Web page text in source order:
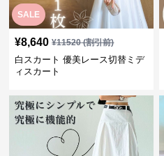
SALE
¥8,640 ¥11520(割引前)
白スカート 優美レース切替ミデ
ィスカート